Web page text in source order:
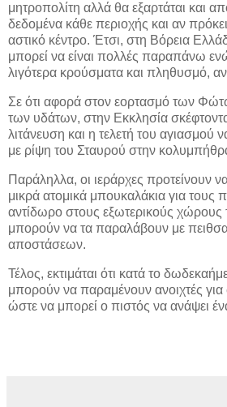
μητροπολίτη αλλά θα εξαρτάται και
δεδομένα κάθε περιοχής και αν
αστικό κέντρο. Έτσι, στη Βόρεια
μπορεί να είναι πολλές παραπάνω
λιγότερα κρούσματα και πληθυσμό,
Σε ότι αφορά στον εορτασμό των
των υδάτων, στην Εκκλησία
λιτάνευση και η τελετή του αγιασμού
με ρίψη του Σταυρού στην
Παράληλλα, οι ιεράρχες προτείνουν
μικρά ατομικά μπουκαλάκια για τους
αντίδωρο στους εξωτερικούς
μπορούν να τα παραλάβουν με
αποστάσεων.
Τέλος, εκτιμάται ότι κατά το
μπορούν να παραμένουν ανοιχτές
ώστε να μπορεί ο πιστός να ανάψει